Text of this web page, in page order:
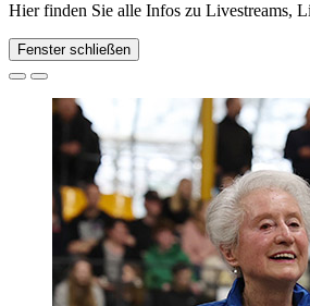
Hier finden Sie alle Infos zu Livestreams,
Fenster schließen